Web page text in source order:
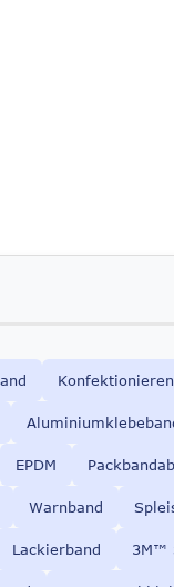
Konfektionieren
EPDM
Warnband
Lackierband 3M™